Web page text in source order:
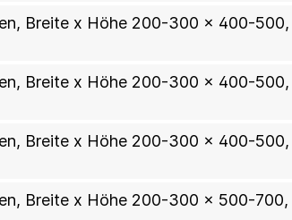
Breite x Höhe 200-300 x 400-500,
Breite x Höhe 200-300 x 400-500,
Breite x Höhe 200-300 x 400-500,
Breite x Höhe 200-300 x 500-700,